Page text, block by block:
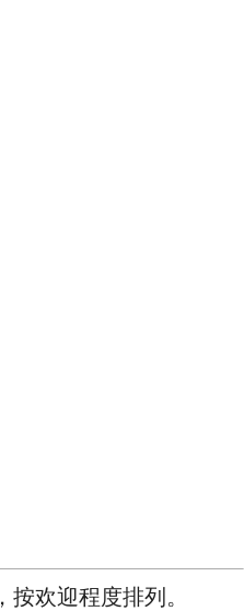
，按欢迎程度排列。